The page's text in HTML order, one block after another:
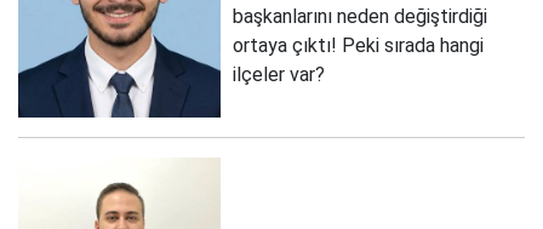
başkanlarını neden değiştirdiği
ortaya çıktı! Peki sırada hangi
ilçeler var?